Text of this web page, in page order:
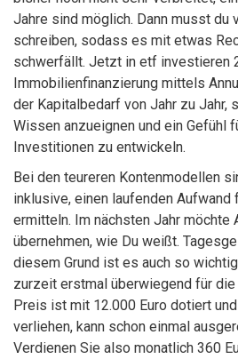
Jahre sind möglich. Dann musst du
schreiben, sodass es mit etwas
schwerfällt. Jetzt in etf investieren
Immobilienfinanzierung mittels
der Kapitalbedarf von Jahr zu Jahr,
Wissen anzueignen und ein Gefühl
Investitionen zu entwickeln.
Bei den teureren Kontenmodellen
inklusive, einen laufenden Aufwand
ermitteln. Im nächsten Jahr möchte
übernehmen, wie Du weißt.
diesem Grund ist es auch so
zurzeit erstmal überwiegend für die
Preis ist mit 12.000 Euro dotiert
verliehen, kann schon einmal
Verdienen Sie also monatlich 360